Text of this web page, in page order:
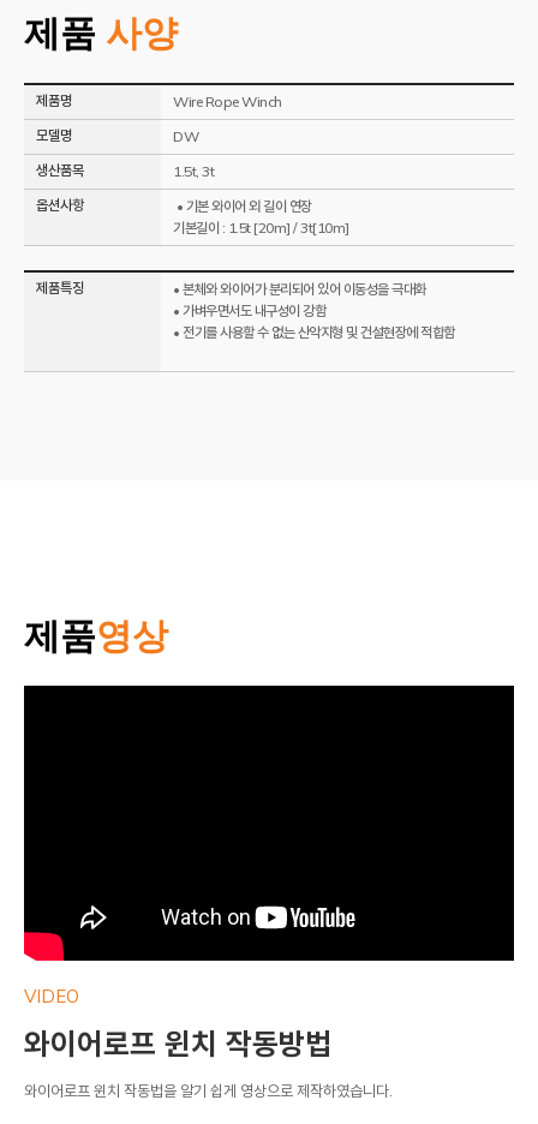
제품 사양
제품명
Wire Rope Winch
모델명
DW
생산품목
1.5t, 3t
옵션사항
• 기본 와이어 외 길이 연장
기본길이 : 1.5t [20m] / 3t[10m]
제품특징
• 본체와 와이어가 분리되어 있어 이동성을 극대화
• 가벼우면서도 내구성이 강함
• 전기를 사용할 수 없는 산악지형 및 건설현장에 적합함
제품영상
VIDEO
와이어로프 윈치 작동방법
와이어로프 윈치 작동법을 알기 쉽게 영상으로 제작하였습니다.